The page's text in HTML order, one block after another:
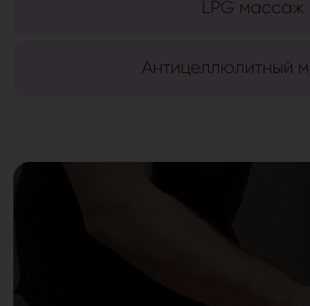
LPG массаж
Антицеллюлитный